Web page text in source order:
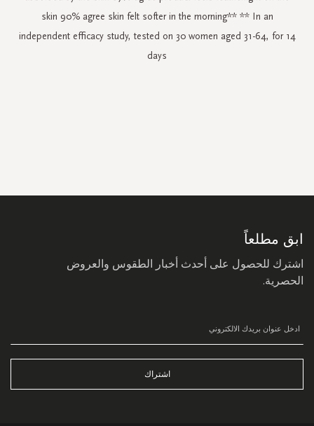
skin 90% agree skin felt softer in the morning** ** In an
independent efficacy study, tested on 30 women aged 31-64, for 14
days
ابق مطلعاً
اشترك للحصول على أحدث أخبار الطقوس والعروض
الحصرية.
اشتراك